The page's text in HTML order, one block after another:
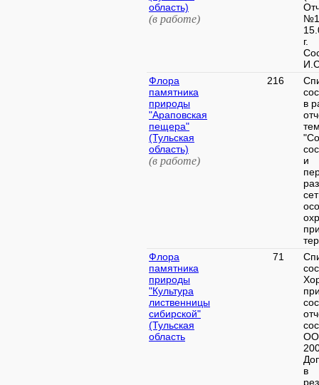
область)
(в работе)
г.
Флора
памятника
природы
"Араповская
пещера"
(Тульская
область)
(в работе)
216
в
и
Флора
памятника
природы
"Культура
лиственницы
сибирской"
(Тульская
область
71
в